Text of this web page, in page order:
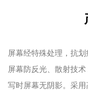
屏幕经特殊处理，抗
屏幕防反光、散射技
写时屏幕无阴影。采